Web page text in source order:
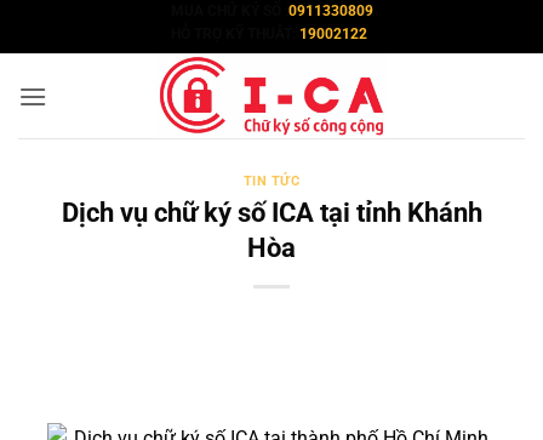
dung
0911330809
19002122
TIN TỨC
Dịch vụ chữ ký số ICA tại tỉnh Khánh
Hòa